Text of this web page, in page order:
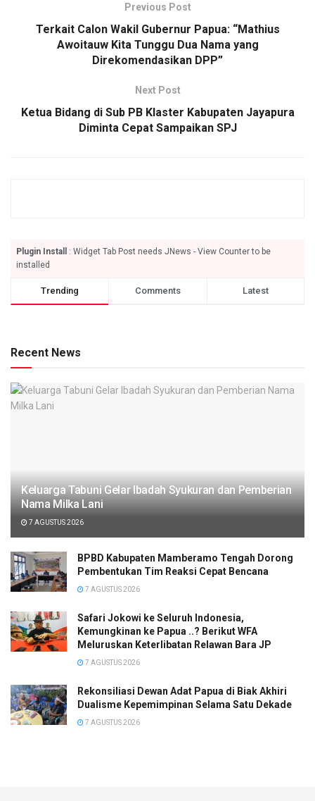
Previous Post
Terkait Calon Wakil Gubernur Papua: “Mathius
Awoitauw Kita Tunggu Dua Nama yang
Direkomendasikan DPP”
Next Post
Ketua Bidang di Sub PB Klaster Kabupaten Jayapura
Diminta Cepat Sampaikan SPJ
Plugin Install
: Widget Tab Post needs JNews - View Counter to be
installed
Trending Comments Latest
Recent News
Keluarga Tabuni Gelar Ibadah Syukuran dan Pemberian
Nama Milka Lani
7 AGUSTUS 2026
BPBD Kabupaten Mamberamo Tengah Dorong
Pembentukan Tim Reaksi Cepat Bencana
7 AGUSTUS 2026
Safari Jokowi ke Seluruh Indonesia,
Kemungkinan ke Papua ..? Berikut WFA
Meluruskan Keterlibatan Relawan Bara JP
7 AGUSTUS 2026
Rekonsiliasi Dewan Adat Papua di Biak Akhiri
Dualisme Kepemimpinan Selama Satu Dekade
7 AGUSTUS 2026